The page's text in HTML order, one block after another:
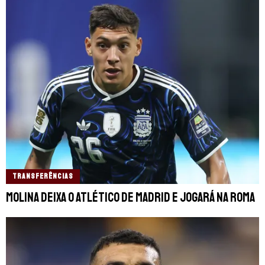
TRANSFERÊNCIAS
Molina deixa o Atlético de Madrid e jogará na Roma